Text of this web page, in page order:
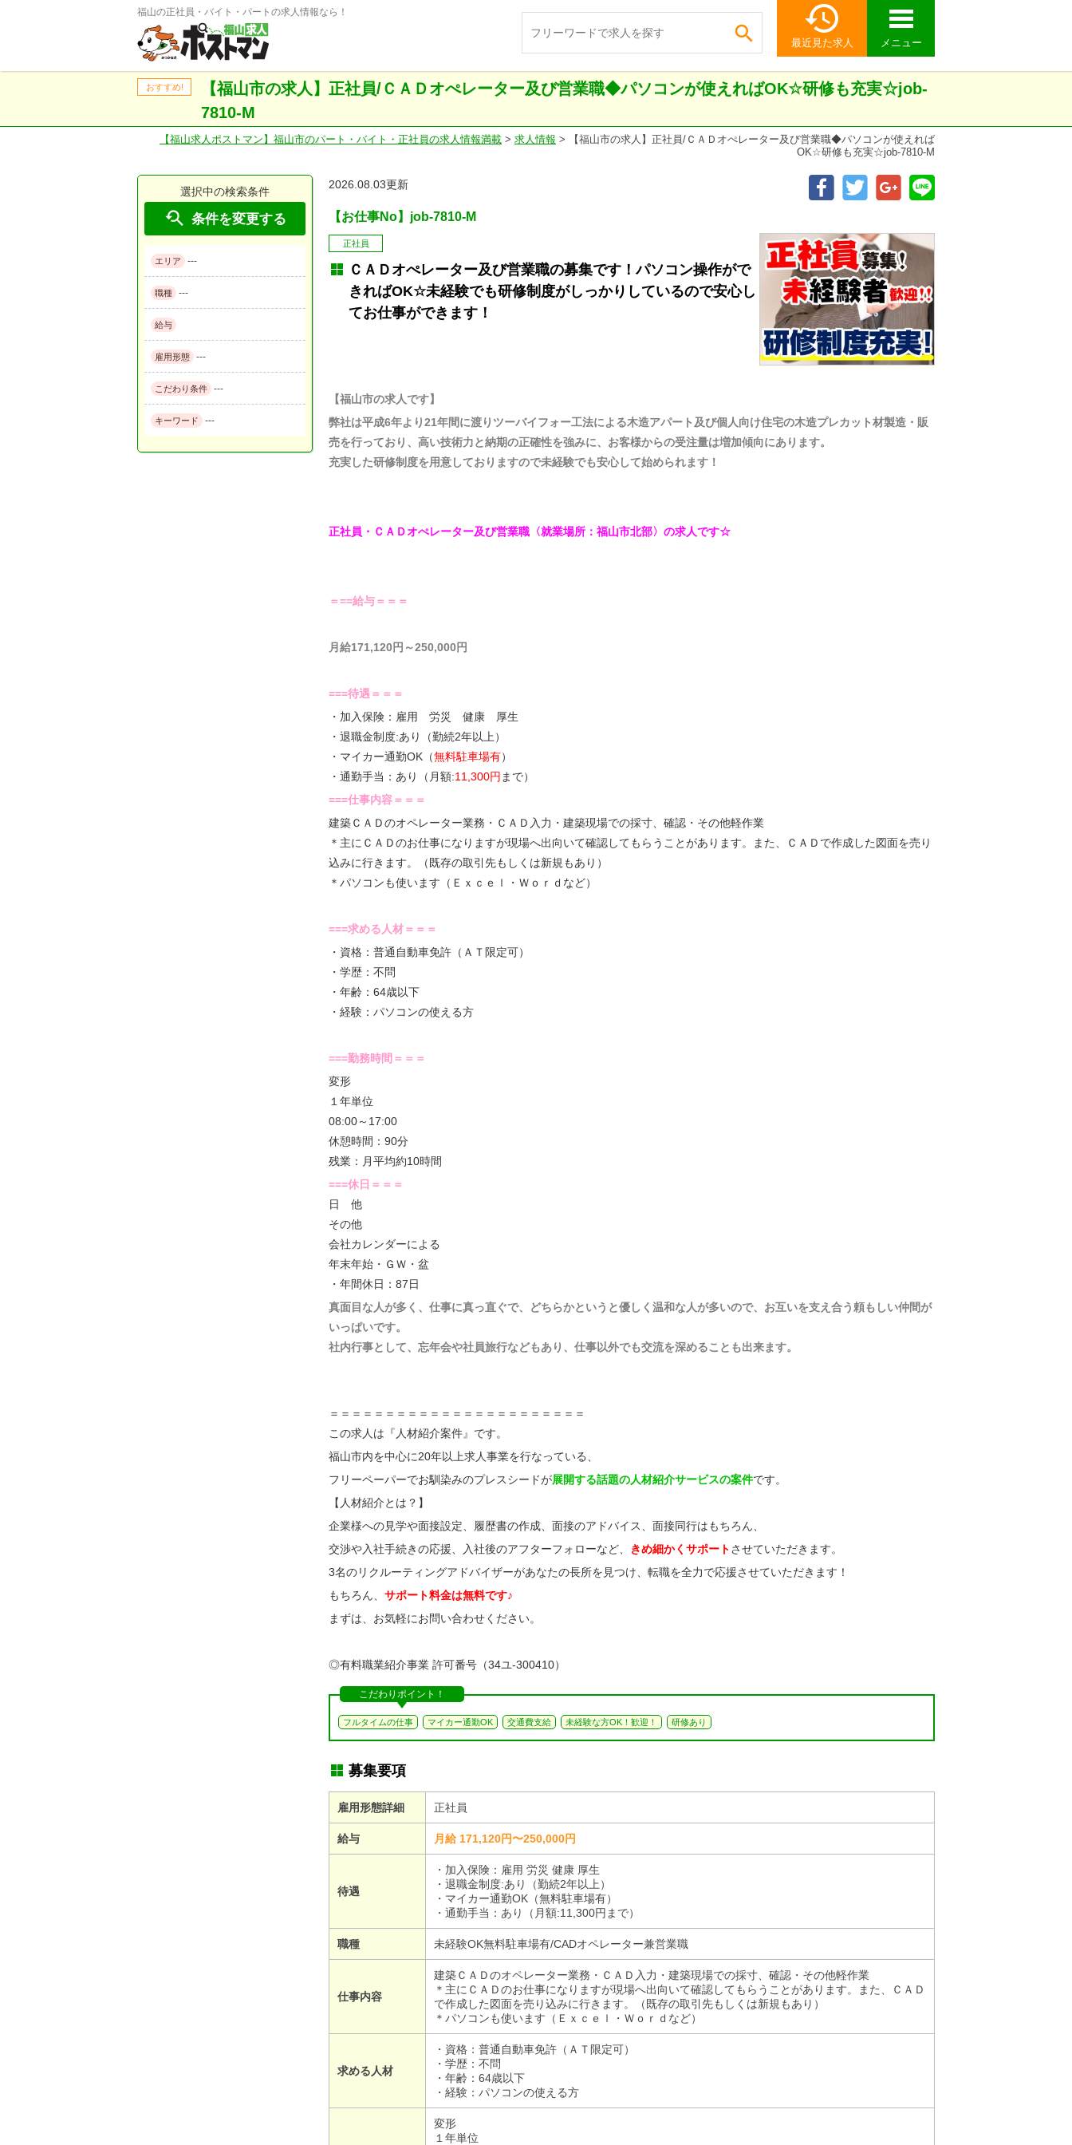
福山の正社員・バイト・パートの求人情報なら！
 
最近見た求人 メニュー
おすすめ!
【福山市の求人】正社員/ＣＡＤオぺレーター及び営業職◆パソコンが使えればOK☆研修も充実☆job-
7810-M
【福山求人ポストマン】福山市のパート・バイト・正社員の求人情報満載 > 求人情報 >
【福山市の求人】正社員/ＣＡＤオぺレーター及び営業職◆パソコンが使えれば
OK☆研修も充実☆job-7810-M
選択中の検索条件
 条件を変更する
エリア ---
職種 ---
給与
雇用形態 ---
こだわり条件 ---
キーワード ---
2026.08.03更新
【お仕事No】job-7810-M
正社員
ＣＡＤオぺレーター及び営業職の募集です！パソコン操作がで
きればOK☆未経験でも研修制度がしっかりしているので安心し
てお仕事ができます！
【福山市の求人です】
弊社は平成6年より21年間に渡りツーバイフォー工法による木造アパート及び個人向け住宅の木造プレカット材製造・販
売を行っており、高い技術力と納期の正確性を強みに、お客様からの受注量は増加傾向にあります。
充実した研修制度を用意しておりますので未経験でも安心して始められます！
正社員・ＣＡＤオぺレーター及び営業職 〈就業場所：福山市北部〉の求人です☆
＝==給与＝＝＝
月給171,120円～250,000円
===待遇＝＝＝
・加入保険：雇用 労災 健康 厚生
・退職金制度:あり（勤続2年以上）
・マイカー通勤OK（無料駐車場有）
・通勤手当：あり（月額:11,300円 まで）
===仕事内容＝＝＝
建築ＣＡＤのオペレーター業務・ＣＡＤ入力・建築現場での採寸、確認・その他軽作業
＊主にＣＡＤのお仕事になりますが現場へ出向いて確認してもらうことがあります。また、ＣＡＤで作成した図面を売り
込みに行きます。（既存の取引先もしくは新規もあり）
＊パソコンも使います（Ｅｘｃｅｌ・Ｗｏｒｄなど）
===求める人材＝＝＝
・資格：普通自動車免許（ＡＴ限定可）
・学歴：不問
・年齢：64歳以下
・経験：パソコンの使える方
===勤務時間＝＝＝
変形
１年単位
08:00～17:00
休憩時間：90分
残業：月平均約10時間
===休日＝＝＝
日 他
その他
会社カレンダーによる
年末年始・ＧＷ・盆
・年間休日：87日
真面目な人が多く、仕事に真っ直ぐで、どちらかというと優しく温和な人が多いので、お互いを支え合う頼もしい仲間が
いっぱいです。
社内行事として、忘年会や社員旅行などもあり、仕事以外でも交流を深めることも出来ます。
＝＝＝＝＝＝＝＝＝＝＝＝＝＝＝＝＝＝＝＝＝＝＝
この求人は『人材紹介案件』です。
福山市内を中心に20年以上求人事業を行なっている、
フリーペーパーでお馴染みのプレスシードが展開する話題の人材紹介サービスの案件です。
【人材紹介とは？】
企業様への見学や面接設定、履歴書の作成、面接のアドバイス、面接同行はもちろん、
交渉や入社手続きの応援、入社後のアフターフォローなど、
きめ細かくサポートさせていただきます。
3名のリクルーティングアドバイザーがあなたの長所を見つけ、転職を全力で応援させていただきます！
もちろん、 サポート料金は無料です♪
まずは、お気軽にお問い合わせください。
◎有料職業紹介事業 許可番号（34ユ-300410）
こだわりポイント！
フルタイムの仕事 マイカー通勤OK 交通費支給 未経験な方OK！歓迎！ 研修あり
募集要項
雇用形態詳細 正社員
給与 月給 171,120円〜250,000円
待遇
・加入保険：雇用 労災 健康 厚生
・退職金制度:あり（勤続2年以上）
・マイカー通勤OK（無料駐車場有）
・通勤手当：あり（月額:11,300円まで）
職種 未経験OK無料駐車場有/CADオペレーター兼営業職
仕事内容
建築ＣＡＤのオペレーター業務・ＣＡＤ入力・建築現場での採寸、確認・その他軽作業
＊主にＣＡＤのお仕事になりますが現場へ出向いて確認してもらうことがあります。また、ＣＡＤ
で作成した図面を売り込みに行きます。（既存の取引先もしくは新規もあり）
＊パソコンも使います（Ｅｘｃｅｌ・Ｗｏｒｄなど）
求める人材
・資格：普通自動車免許（ＡＴ限定可）
・学歴：不問
・年齢：64歳以下
・経験：パソコンの使える方
変形
１年単位